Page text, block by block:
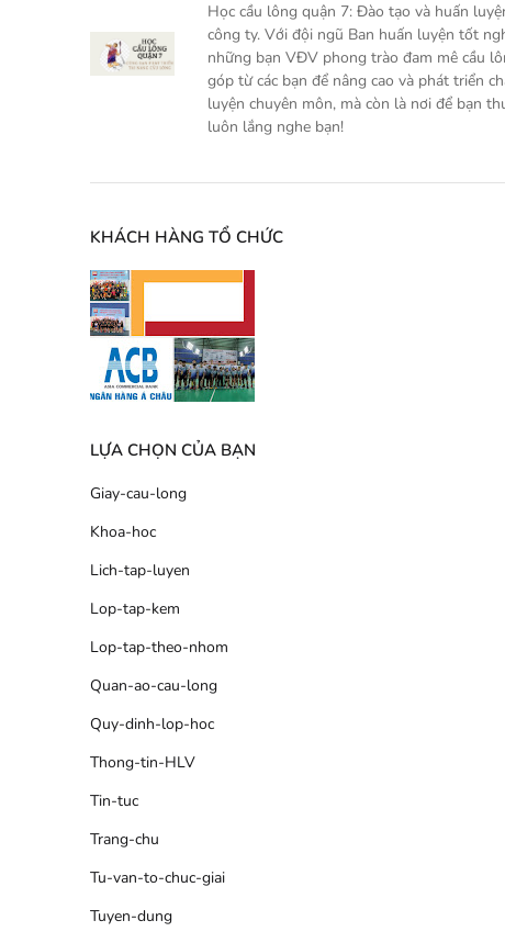
Học cầu lông quận 7: Đào tạo và huấn
công ty. Với đội ngũ Ban huấn luyện tốt
những bạn VĐV phong trào đam mê cầu
góp từ các bạn để nâng cao và phát triển
luyện chuyên môn, mà còn là nơi để bạn
luôn lắng nghe bạn!
KHÁCH HÀNG TỔ CHỨC
LỰA CHỌN CỦA BẠN
Giay-cau-long
Khoa-hoc
Lich-tap-luyen
Lop-tap-kem
Lop-tap-theo-nhom
Quan-ao-cau-long
Quy-dinh-lop-hoc
Thong-tin-HLV
Tin-tuc
Trang-chu
Tu-van-to-chuc-giai
Tuyen-dung